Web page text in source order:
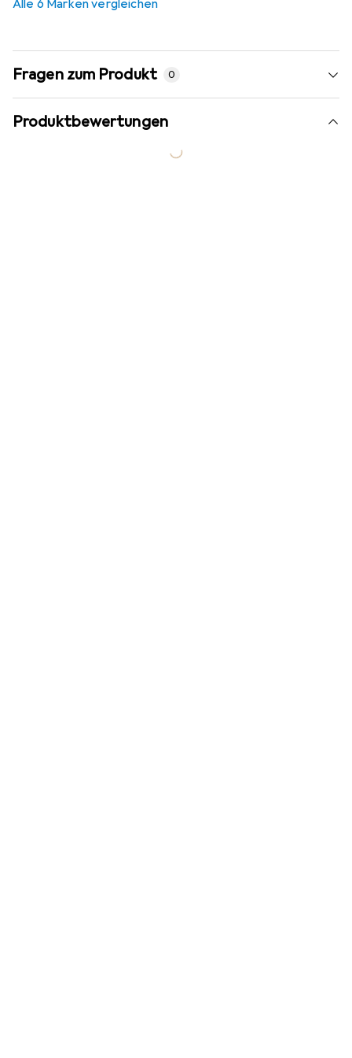
Alle 6 Marken vergleichen
Fragen zum Produkt 0
Produktbewertungen